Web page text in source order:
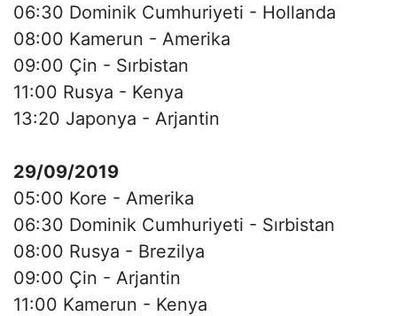
06:30 Dominik Cumhuriyeti - Hollanda
08:00 Kamerun - Amerika
09:00 Çin - Sırbistan
11:00 Rusya - Kenya
13:20 Japonya - Arjantin
29/09/2019
05:00 Kore - Amerika
06:30 Dominik Cumhuriyeti - Sırbistan
08:00 Rusya - Brezilya
09:00 Çin - Arjantin
11:00 Kamerun - Kenya